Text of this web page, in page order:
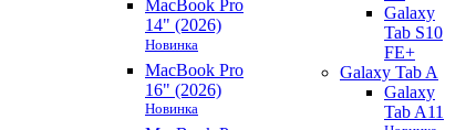
MacBook Pro
14" (2026)
Новинка
MacBook Pro
16" (2026)
Новинка
Galaxy
Tab S10
FE+
Galaxy Tab A
Galaxy
Tab A11